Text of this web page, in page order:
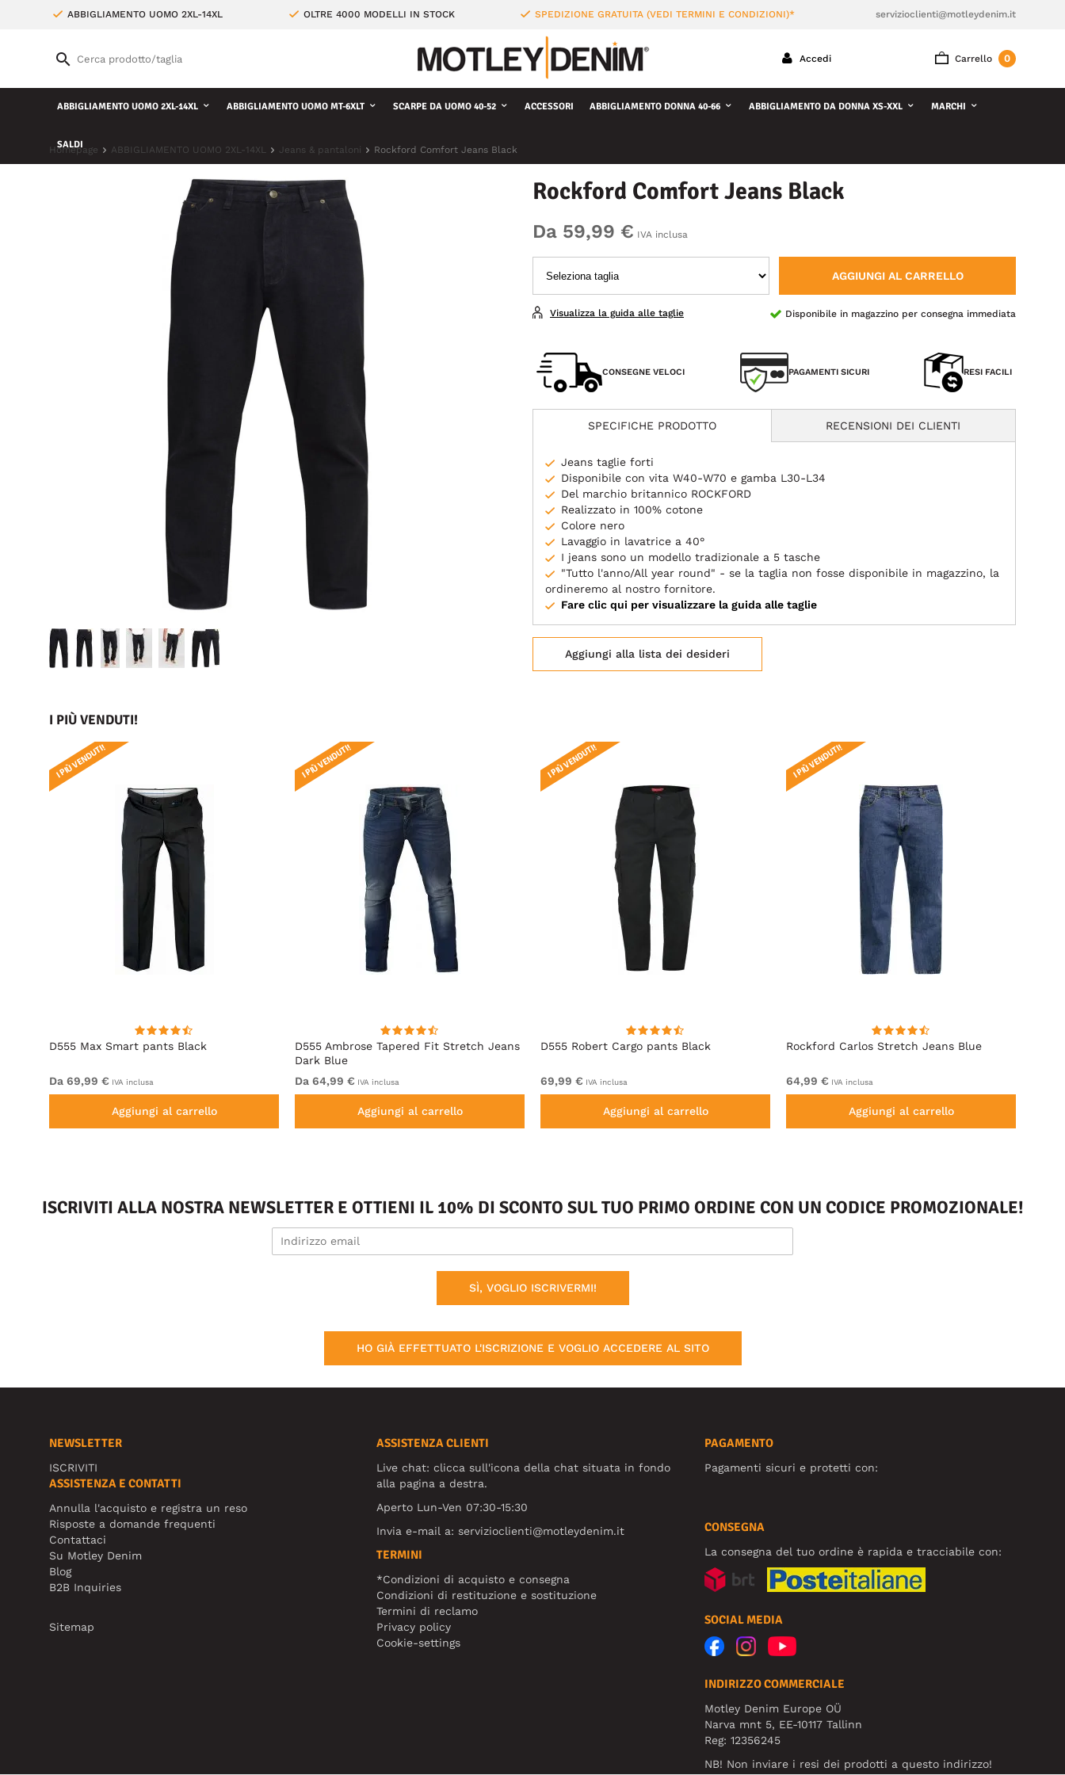
ABBIGLIAMENTO UOMO 2XL-14XL OLTRE 4000 MODELLI IN STOCK SPEDIZIONE GRATUITA (VEDI TERMINI E CONDIZIONI)* servizioclienti@motleydenim.it
Carrello 0
Accedi
ABBIGLIAMENTO UOMO 2XL-14XL ABBIGLIAMENTO UOMO MT-6XLT SCARPE DA UOMO 40-52 ACCESSORI ABBIGLIAMENTO DONNA 40-66 ABBIGLIAMENTO DA DONNA XS-XXL MARCHI
SALDI
Homepage ABBIGLIAMENTO UOMO 2XL-14XL Jeans & pantaloni Rockford Comfort Jeans Black
Rockford Comfort Jeans Black
Da 59,99 € IVA inclusa
AGGIUNGI AL CARRELLO
Disponibile in magazzino per consegna immediata
Visualizza la guida alle taglie
CONSEGNE VELOCI PAGAMENTI SICURI RESI FACILI
SPECIFICHE PRODOTTO RECENSIONI DEI CLIENTI
Jeans taglie forti
Disponibile con vita W40-W70 e gamba L30-L34
Del marchio britannico ROCKFORD
Realizzato in 100% cotone
Colore nero
Lavaggio in lavatrice a 40°
I jeans sono un modello tradizionale a 5 tasche
"Tutto l'anno/All year round" - se la taglia non fosse disponibile in magazzino, la
ordineremo al nostro fornitore.
Fare clic qui per visualizzare la guida alle taglie
Aggiungi alla lista dei desideri
I PIÙ VENDUTI!
D555 Max Smart pants Black
I PIÙ VENDUTI!
Da 69,99 € IVA inclusa
Aggiungi al carrello
D555 Ambrose Tapered Fit Stretch Jeans
Dark Blue
I PIÙ VENDUTI!
Da 64,99 € IVA inclusa
Aggiungi al carrello
D555 Robert Cargo pants Black
I PIÙ VENDUTI!
69,99 € IVA inclusa
Aggiungi al carrello
Rockford Carlos Stretch Jeans Blue
I PIÙ VENDUTI!
64,99 € IVA inclusa
Aggiungi al carrello
ISCRIVITI ALLA NOSTRA NEWSLETTER E OTTIENI IL 10% DI SCONTO SUL TUO PRIMO ORDINE CON UN CODICE PROMOZIONALE!
SÌ, VOGLIO ISCRIVERMI!
HO GIÀ EFFETTUATO L'ISCRIZIONE E VOGLIO ACCEDERE AL SITO
NEWSLETTER
ISCRIVITI
ASSISTENZA E CONTATTI
Annulla l'acquisto e registra un reso
Risposte a domande frequenti
Contattaci
Su Motley Denim
Blog
B2B Inquiries
Sitemap
ASSISTENZA CLIENTI
Live chat: clicca sull'icona della chat situata in fondo
alla pagina a destra.
Aperto Lun-Ven 07:30-15:30
Invia e-mail a:servizioclienti@motleydenim.it
TERMINI
*Condizioni di acquisto e consegna
Condizioni di restituzione e sostituzione
Termini di reclamo
Privacy policy
Cookie-settings
PAGAMENTO
Pagamenti sicuri e protetti con:
CONSEGNA
La consegna del tuo ordine è rapida e tracciabile con:
SOCIAL MEDIA
INDIRIZZO COMMERCIALE
Motley Denim Europe OÜ
Narva mnt 5, EE-10117 Tallinn
Reg: 12356245
NB! Non inviare i resi dei prodotti a questo indirizzo!